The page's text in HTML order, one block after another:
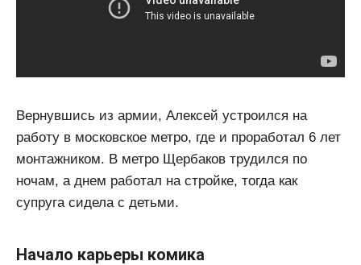
Вернувшись из армии, Алексей устроился на
работу в московское метро, где и проработал 6 лет
монтажником. В метро Щербаков трудился по
ночам, а днем работал на стройке, тогда как
супруга сидела с детьми.
Начало карьеры комика